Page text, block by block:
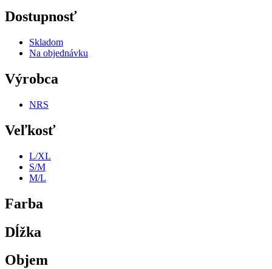
Dostupnosť
Skladom
Na objednávku
Výrobca
NRS
Veľkosť
L/XL
S/M
M/L
Farba
Dĺžka
Objem